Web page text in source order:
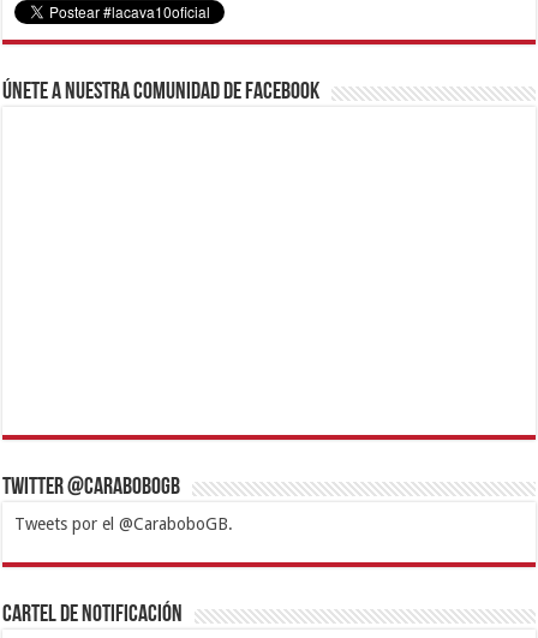
Únete a nuestra comunidad de Facebook
Twitter @CaraboboGB
Tweets por el @CaraboboGB.
1xbetBetturkeyBetistKralbetSupertotobetTipobetMatadorbetMariobet
https://mvbcasino.com/
Cartel de Notificación